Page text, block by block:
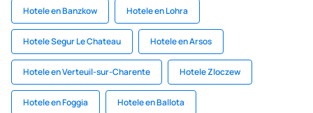
Hotele en Banzkow Hotele en Lohra
Hotele Segur Le Chateau Hotele en Arsos
Hotele en Verteuil-sur-Charente Hotele Zloczew
Hotele en Foggia Hotele en Ballota